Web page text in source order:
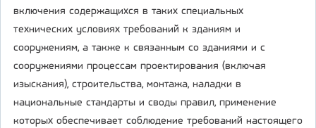
включения содержащихся в таких специальных
технических условиях требований к зданиям и
сооружениям, а также к связанным со зданиями и с
сооружениями процессам проектирования (включая
изыскания), строительства, монтажа, наладки в
национальные стандарты и своды правил, применение
которых обеспечивает соблюдение требований настоящего